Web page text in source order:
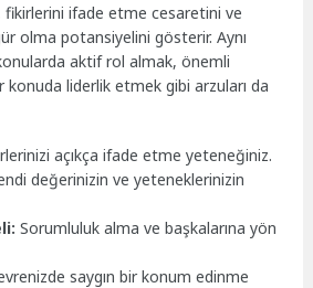
fikirlerini ifade etme cesaretini ve
olma potansiyelini gösterir. Aynı
aktif rol almak, önemli
konuda liderlik etmek gibi arzuları da
açıkça ifade etme yeteneğiniz.
değerinizin ve yeteneklerinizin
Sorumluluk alma ve başkalarına yön
saygın bir konum edinme